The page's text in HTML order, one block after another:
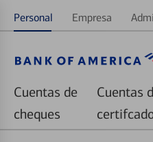
Personal Empresa
Cuentas de
cheques
Cuentas